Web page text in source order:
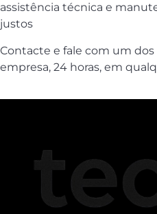
assistência técnica e
justos
Contacte e fale com um dos
empresa, 24 horas, em